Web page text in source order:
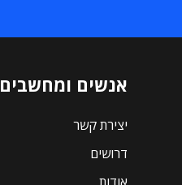
אנשים ומחשבים
יצירת קשר
דרושים